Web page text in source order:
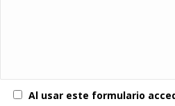
Al usar este formulario